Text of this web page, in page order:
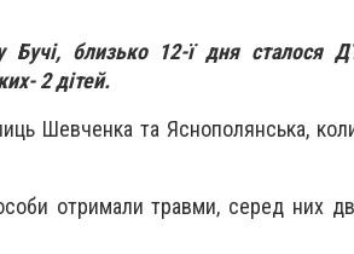
Бучі, близько 12-ї дня сталося
2 дітей.
Шевченка та Яснополянська,
отримали травми, серед них